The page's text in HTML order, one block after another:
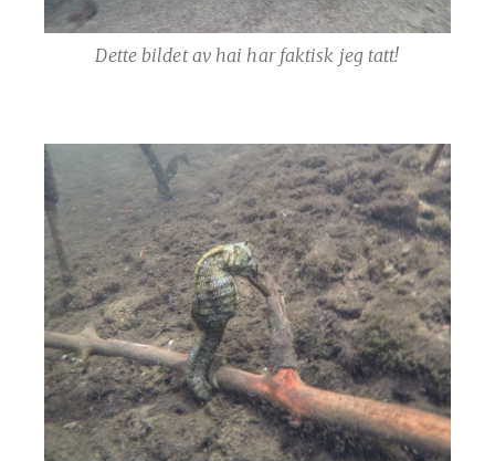
Dette bildet av hai har faktisk jeg tatt!